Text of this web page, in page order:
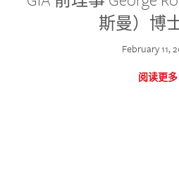
斯曼）博
February 11,
阅读更多